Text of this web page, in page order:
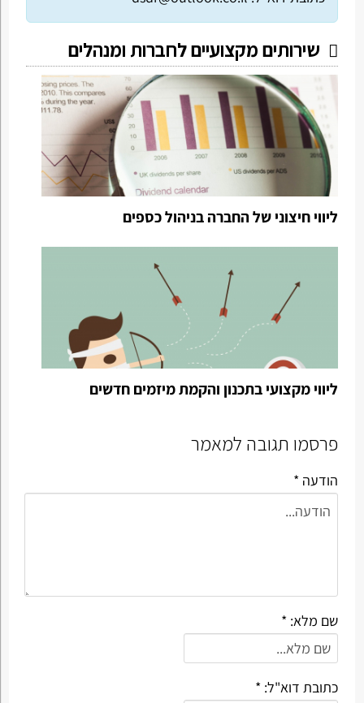
שירותים מקצועיים לחברות ומנהלים
ליווי חיצוני של החברה בניהול כספים
ליווי מקצועי בתכנון והקמת מיזמים חדשים
פרסמו תגובה למאמר
הודעה *
שם מלא: *
כתובת דוא"ל: *